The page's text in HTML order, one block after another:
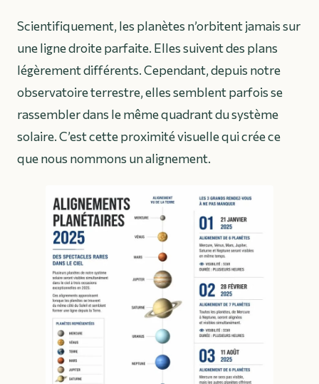
Scientifiquement, les planètes n’orbitent jamais sur
une ligne droite parfaite. Elles suivent des plans
légèrement différents. Cependant, depuis notre
observatoire terrestre, elles semblent parfois se
rassembler dans le même quadrant du système
solaire. C’est cette proximité visuelle qui crée ce
que nous nommons un alignement.